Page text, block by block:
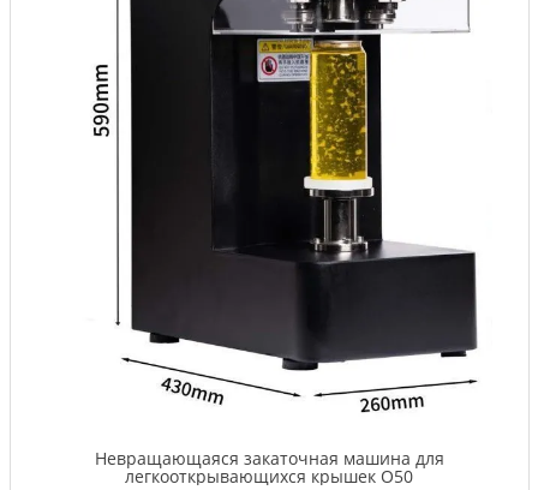
Невращающаяся закаточная машина для
легкооткрывающихся крышек O50